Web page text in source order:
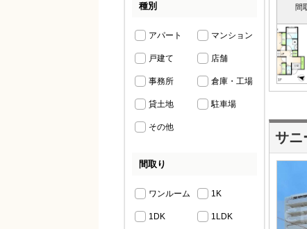
間
サニ
種別
アパート マンション
戸建て 店舗
事務所 倉庫・工場
貸土地 駐車場
その他
間取り
ワンルーム 1K
1DK 1LDK